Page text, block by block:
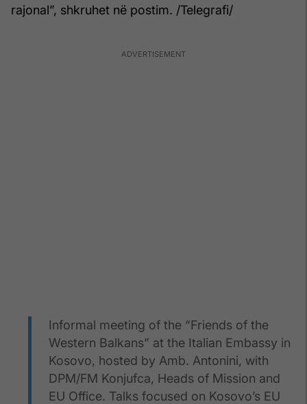
rajonal”, shkruhet në postim. /Telegrafi/
Informal meeting of the “Friends of the
Western Balkans” at the Italian Embassy in
Kosovo, hosted by Amb. Antonini, with
DPM/FM Konjufca, Heads of Mission and
EU Office. Talks focused on Kosovo’s EU